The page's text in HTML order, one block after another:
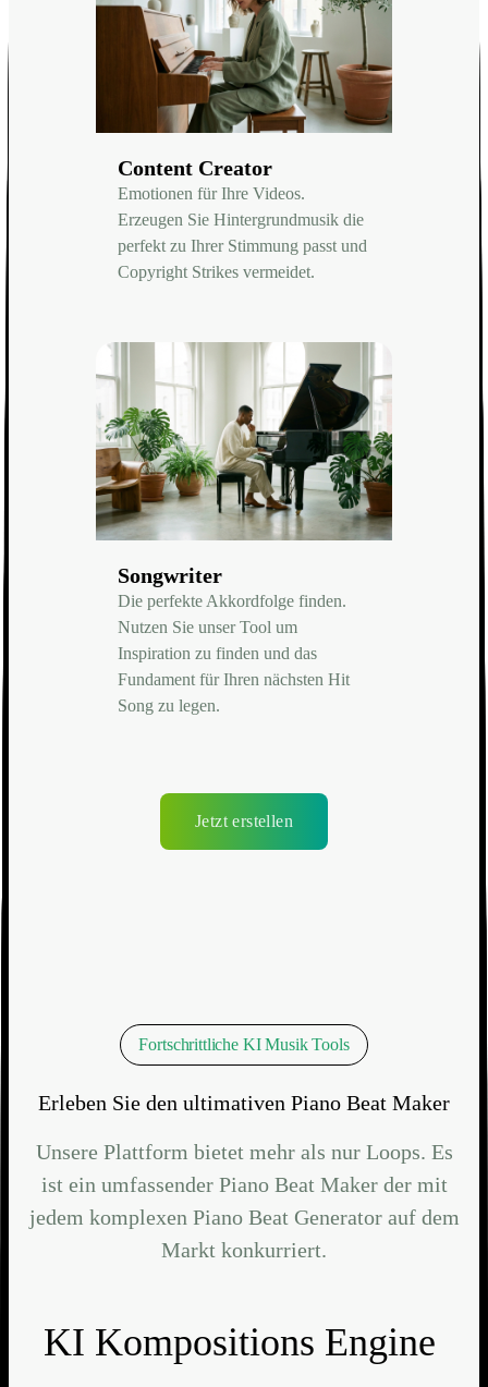
Content Creator
Emotionen für Ihre Videos.
Erzeugen Sie Hintergrundmusik die
perfekt zu Ihrer Stimmung passt und
Copyright Strikes vermeidet.
Songwriter
Die perfekte Akkordfolge finden.
Nutzen Sie unser Tool um
Inspiration zu finden und das
Fundament für Ihren nächsten Hit
Song zu legen.
Jetzt erstellen
Fortschrittliche KI Musik Tools
Erleben Sie den ultimativen Piano Beat Maker
Unsere Plattform bietet mehr als nur Loops. Es
ist ein umfassender Piano Beat Maker der mit
jedem komplexen Piano Beat Generator auf dem
Markt konkurriert.
KI Kompositions Engine